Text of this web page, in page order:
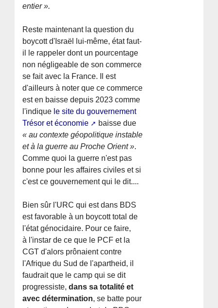
entier ».
Reste maintenant la question du
boycott d'Israël lui-même, état faut-
il le rappeler dont un pourcentage
non négligeable de son commerce
se fait avec la France. Il est
d'ailleurs à noter que ce commerce
est en baisse depuis 2023 comme
l'indique le site du gouvernement
Trésor et économie
baisse due
« au contexte géopolitique instable
et à la guerre au Proche Orient ».
Comme quoi la guerre n'est pas
bonne pour les affaires civiles et si
c'est ce gouvernement qui le dit....
Bien sûr l'URC qui est dans BDS
est favorable à un boycott total de
l'état génocidaire. Pour ce faire,
à l'instar de ce que le PCF et la
CGT d'alors prônaient contre
l'Afrique du Sud de l'apartheid, il
faudrait que le camp qui se dit
progressiste,dans sa totalité et
avec détermination, se batte pour